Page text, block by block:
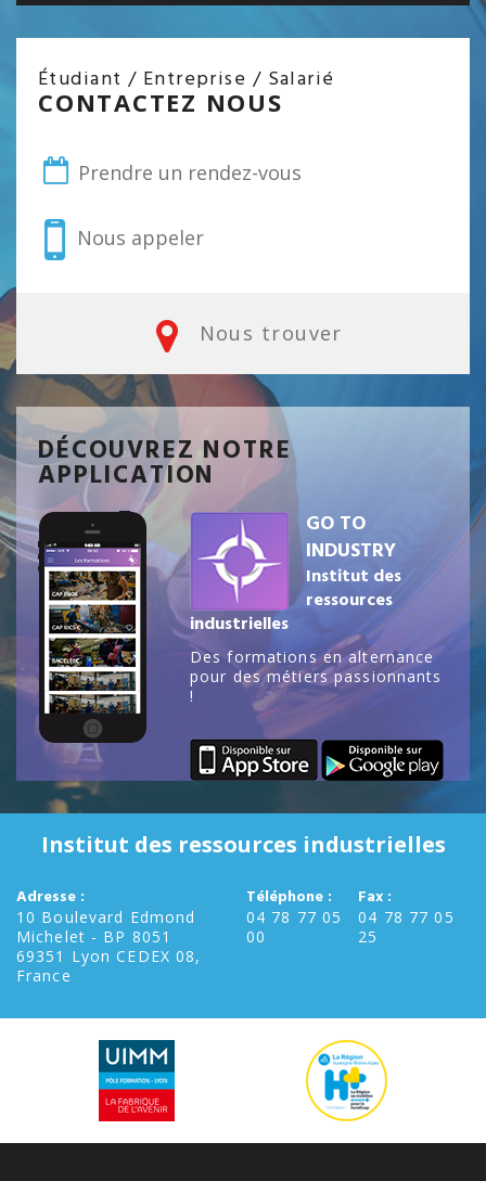
Étudiant / Entreprise / Salarié
CONTACTEZ NOUS
Prendre un rendez-vous
Nous appeler
Nous trouver
DÉCOUVREZ NOTRE
APPLICATION
GO TO
INDUSTRY
Institut des
ressources
industrielles
Des formations en alternance
pour des métiers passionnants
!
Institut des ressources industrielles
Adresse :
10 Boulevard Edmond
Michelet - BP 8051
69351 Lyon CEDEX 08,
France
Téléphone :
04 78 77 05
00
Fax :
04 78 77 05
25